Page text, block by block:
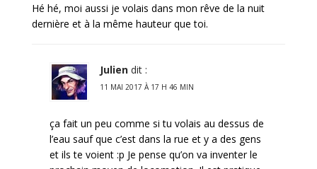
Hé hé, moi aussi je volais dans mon rêve de la nuit
dernière et à la même hauteur que toi.
Julien dit :
11 MAI 2017 À 17 H 46 MIN
ça fait un peu comme si tu volais au dessus de
l’eau sauf que c’est dans la rue et y a des gens
et ils te voient :p Je pense qu’on va inventer le